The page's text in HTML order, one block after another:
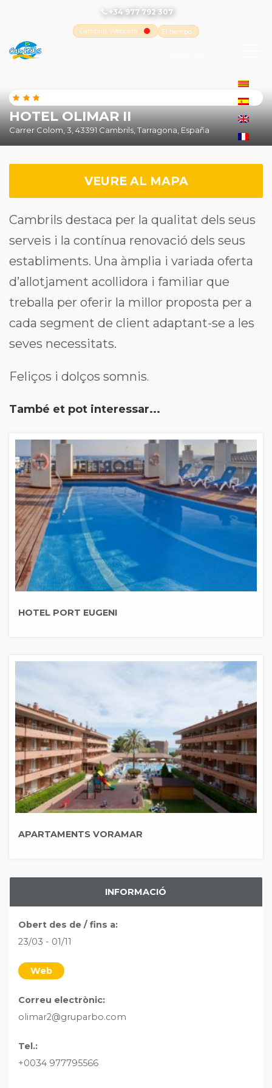
+34 977 792 307
Cambrils Webcam
El tiempo
HOTEL OLIMAR II
Carrer Colom, 3, 43391 Cambrils, Tarragona, España
VEURE AL MAPA
Cambrils destaca per la qualitat dels seus
serveis i la contínua renovació dels seus
establiments. Una àmplia i variada oferta
d’allotjament acollidora i familiar que
treballa per oferir la millor proposta per a
cada segment de client adaptant-se a les
seves necessitats.
Feliços i dolços somnis.
També et pot interessar...
HOTEL PORT EUGENI
APARTAMENTS VORAMAR
INFORMACIÓ
Obert des de / fins a:
23/03 - 01/11
Web
Correu electrònic:
olimar2@gruparbo.com
Tel.:
+0034 977795566